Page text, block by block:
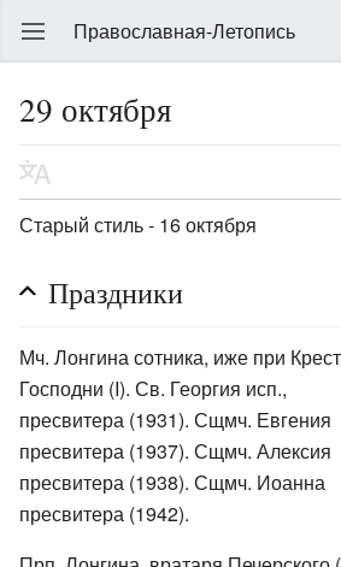
Православная-Летопись
29 октября
Старый стиль - 16 октября
Праздники
Мч. Лонгина сотника, иже при
Господни (I). Св. Георгия исп.,
пресвитера (1931). Сщмч. Евгения
пресвитера (1937). Сщмч. Алексия
пресвитера (1938). Сщмч. Иоанна
пресвитера (1942).